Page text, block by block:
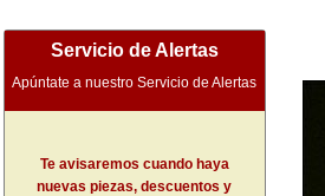
Servicio de Alertas
Apúntate a nuestro Servicio de Alertas
Te avisaremos cuando haya
nuevas piezas, descuentos y